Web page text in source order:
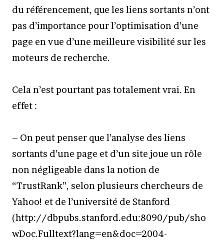
du référencement, que les liens sortants n’ont
pas d’importance pour l’optimisation d’une
page en vue d’une meilleure visibilité sur les
moteurs de recherche.
Cela n’est pourtant pas totalement vrai. En
effet :
– On peut penser que l’analyse des liens
sortants d’une page et d’un site joue un rôle
non négligeable dans la notion de
“TrustRank”, selon plusieurs chercheurs de
Yahoo! et de l’université de Stanford
(http://dbpubs.stanford.edu:8090/pub/sho
wDoc.Fulltext?lang=en&doc=2004-